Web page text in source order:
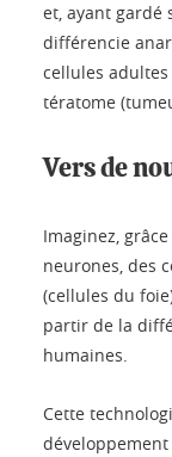
et, ayant gardé
différencie
cellules
tératome
Vers de
Imaginez,
neurones, des
(cellules du
partir de la
humaines.
Cette